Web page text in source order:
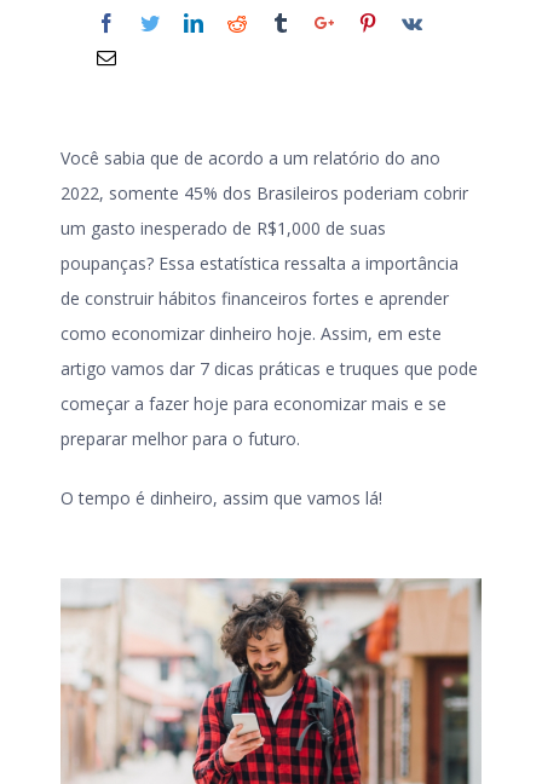
Você sabia que de acordo a um relatório do ano
2022, somente 45% dos Brasileiros poderiam cobrir
um gasto inesperado de R$1,000 de suas
poupanças? Essa estatística ressalta a importância
de construir hábitos financeiros fortes e aprender
como economizar dinheiro hoje. Assim, em este
artigo vamos dar 7 dicas práticas e truques que pode
começar a fazer hoje para economizar mais e se
preparar melhor para o futuro.
O tempo é dinheiro, assim que vamos lá!